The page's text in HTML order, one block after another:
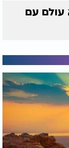
שבר שיא עולם עם